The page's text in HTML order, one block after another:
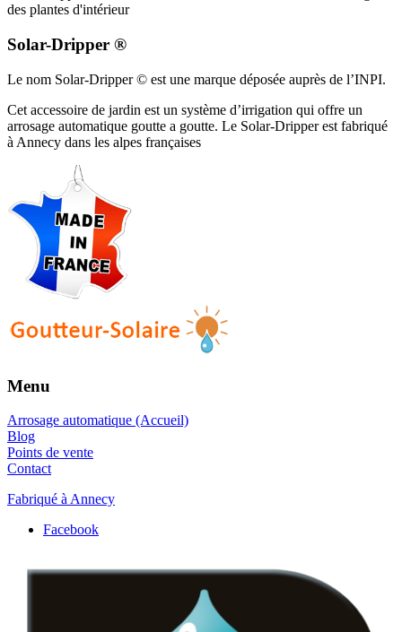
des plantes d'intérieur
Solar-Dripper ®
Le nom Solar-Dripper © est une marque déposée auprès de l’INPI.
Cet accessoire de jardin est un système d’irrigation qui offre un
arrosage automatique goutte a goutte. Le Solar-Dripper est fabriqué
à Annecy dans les alpes françaises
Menu
Arrosage automatique (Accueil)
Blog
Points de vente
Contact
Fabriqué à Annecy
Facebook